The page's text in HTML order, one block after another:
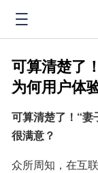
可算清楚了
为何用户体
可算清楚了！“妻
很满意？
众所周知，在互